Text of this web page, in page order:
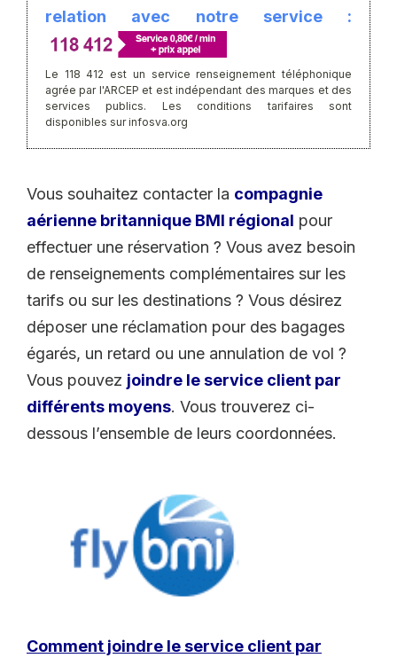
relation avec notre service :
Le 118 412 est un service renseignement téléphonique
agrée par l'ARCEP et est indépendant des marques et des
services publics. Les conditions tarifaires sont
disponibles sur infosva.org
Vous souhaitez contacter la compagnie
aérienne britannique BMI régional pour
effectuer une réservation ? Vous avez besoin
de renseignements complémentaires sur les
tarifs ou sur les destinations ? Vous désirez
déposer une réclamation pour des bagages
égarés, un retard ou une annulation de vol ?
Vous pouvez joindre le service client par
différents moyens. Vous trouverez ci-
dessous l’ensemble de leurs coordonnées.
Comment joindre le service client par